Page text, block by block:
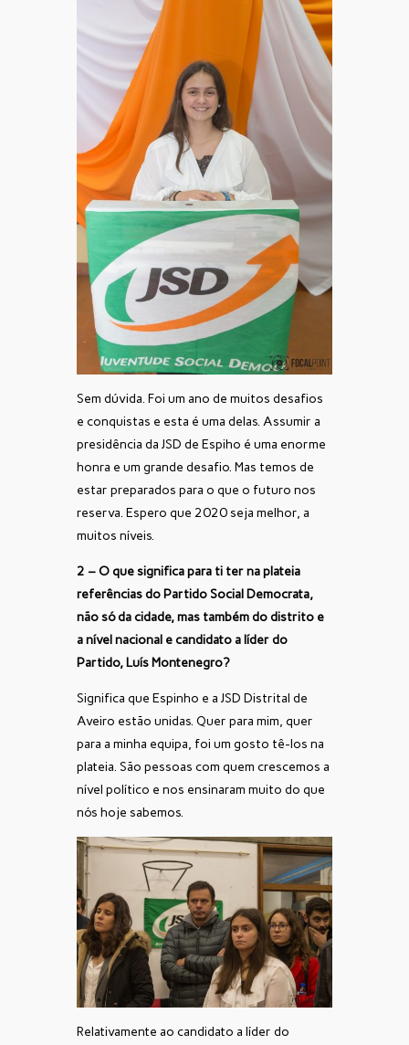
Sem dúvida. Foi um ano de muitos desafios
e conquistas e esta é uma delas. Assumir a
presidência da JSD de Espiho é uma enorme
honra e um grande desafio. Mas temos de
estar preparados para o que o futuro nos
reserva. Espero que 2020 seja melhor, a
muitos níveis.
2 – O que significa para ti ter na plateia
referências do Partido Social Democrata,
não só da cidade, mas também do distrito e
a nível nacional e candidato a líder do
Partido, Luís Montenegro?
Significa que Espinho e a JSD Distrital de
Aveiro estão unidas. Quer para mim, quer
para a minha equipa, foi um gosto tê-los na
plateia. São pessoas com quem crescemos a
nível político e nos ensinaram muito do que
nós hoje sabemos.
Relativamente ao candidato a líder do